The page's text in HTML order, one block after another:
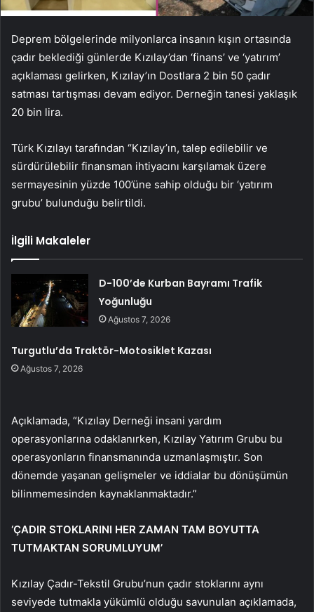
Deprem bölgelerinde milyonlarca insanın kışın ortasında
çadır beklediği günlerde Kızılay’dan ‘finans’ ve ‘yatırım’
açıklaması gelirken, Kızılay’ın Dostlara 2 bin 50 çadır
satması tartışması devam ediyor. Derneğin tanesi yaklaşık
20 bin lira.
Türk Kızılayı tarafından “Kızılay’ın, talep edilebilir ve
sürdürülebilir finansman ihtiyacını karşılamak üzere
sermayesinin yüzde 100’üne sahip olduğu bir ‘yatırım
grubu’ bulunduğu belirtildi.
İlgili Makaleler
D-100’de Kurban Bayramı Trafik
Yoğunluğu
Ağustos 7, 2026
Turgutlu’da Traktör-Motosiklet Kazası
Ağustos 7, 2026
Açıklamada, “Kızılay Derneği insani yardım
operasyonlarına odaklanırken, Kızılay Yatırım Grubu bu
operasyonların finansmanında uzmanlaşmıştır. Son
dönemde yaşanan gelişmeler ve iddialar bu dönüşümün
bilinmemesinden kaynaklanmaktadır.”
‘ÇADIR STOKLARINI HER ZAMAN TAM BOYUTTA
TUTMAKTAN SORUMLUYUM’
Kızılay Çadır-Tekstil Grubu’nun çadır stoklarını aynı
seviyede tutmakla yükümlü olduğu savunulan açıklamada,